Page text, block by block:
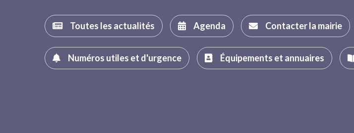
Toutes les actualités Agenda Contacter la mairie
Numéros utiles et d'urgence Équipements et annuaires